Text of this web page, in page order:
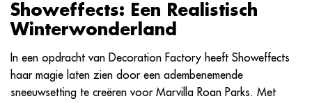
Showeffects: Een Realistisch
Winterwonderland
In een opdracht van Decoration Factory heeft Showeffects
haar magie laten zien door een adembenemende
sneeuwsetting te creëren voor Marvilla Roan Parks. Met